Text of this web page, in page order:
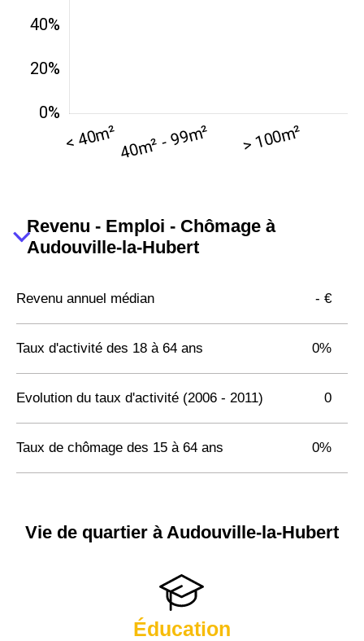
Revenu - Emploi - Chômage à
Audouville-la-Hubert
Revenu annuel médian - €
Taux d'activité des 18 à 64 ans 0%
Evolution du taux d'activité (2006 - 2011) 0
Taux de chômage des 15 à 64 ans 0%
Vie de quartier à Audouville-la-Hubert
Éducation